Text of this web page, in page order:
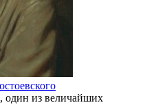
один из величайших